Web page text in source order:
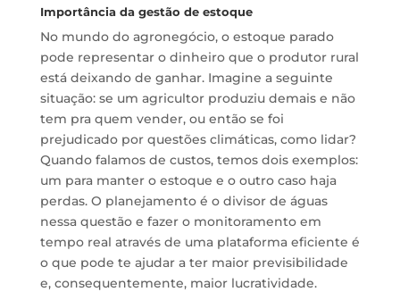
Importância da gestão de estoque
No mundo do agronegócio, o estoque parado
pode representar o dinheiro que o produtor rural
está deixando de ganhar. Imagine a seguinte
situação: se um agricultor produziu demais e não
tem pra quem vender, ou então se foi
prejudicado por questões climáticas, como lidar?
Quando falamos de custos, temos dois exemplos:
um para manter o estoque e o outro caso haja
perdas. O planejamento é o divisor de águas
nessa questão e fazer o monitoramento em
tempo real através de uma plataforma eficiente é
o que pode te ajudar a ter maior previsibilidade
e, consequentemente, maior lucratividade.